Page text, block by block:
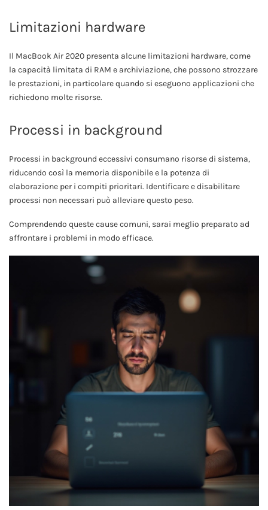
Limitazioni hardware
Il MacBook Air 2020 presenta alcune limitazioni hardware, come
la capacità limitata di RAM e archiviazione, che possono strozzare
le prestazioni, in particolare quando si eseguono applicazioni che
richiedono molte risorse.
Processi in background
Processi in background eccessivi consumano risorse di sistema,
riducendo così la memoria disponibile e la potenza di
elaborazione per i compiti prioritari. Identificare e disabilitare
processi non necessari può alleviare questo peso.
Comprendendo queste cause comuni, sarai meglio preparato ad
affrontare i problemi in modo efficace.